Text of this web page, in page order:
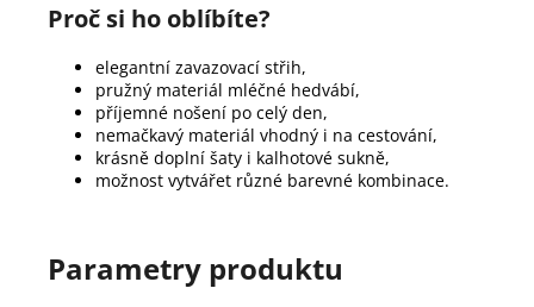
Proč si ho oblíbíte?
elegantní zavazovací střih,
pružný materiál mléčné hedvábí,
příjemné nošení po celý den,
nemačkavý materiál vhodný i na cestování,
krásně doplní šaty i kalhotové sukně,
možnost vytvářet různé barevné kombinace.
Parametry produktu